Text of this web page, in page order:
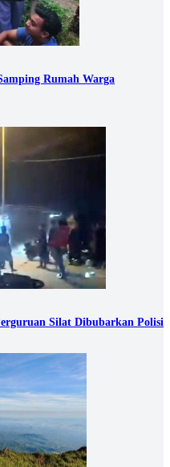
Rumah Warga
Silat Dibubarkan Polisi